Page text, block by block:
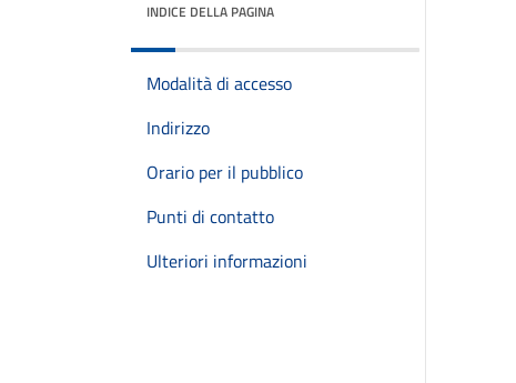
INDICE DELLA PAGINA
Modalità di accesso
Indirizzo
Orario per il pubblico
Punti di contatto
Ulteriori informazioni